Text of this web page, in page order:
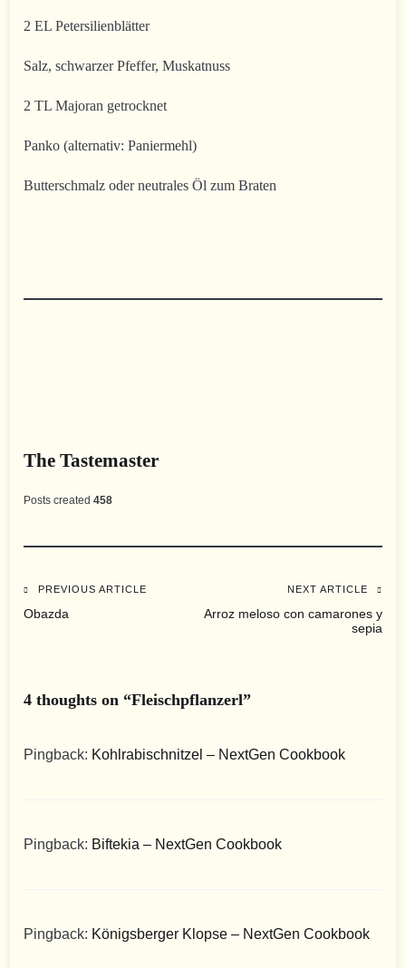
2 EL Petersilienblätter
Salz, schwarzer Pfeffer, Muskatnuss
2 TL Majoran getrocknet
Panko (alternativ: Paniermehl)
Butterschmalz oder neutrales Öl zum Braten
The Tastemaster
Posts created 458
Beitragsnavigation
PREVIOUS ARTICLE
Obazda
NEXT ARTICLE
Arroz meloso con camarones y
sepia
4 thoughts on “Fleischpflanzerl”
Pingback: Kohlrabischnitzel – NextGen Cookbook
Pingback: Biftekia – NextGen Cookbook
Pingback: Königsberger Klopse – NextGen Cookbook